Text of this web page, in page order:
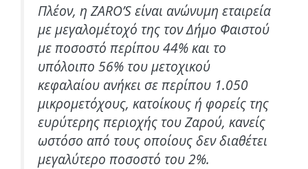
Πλέον, η ZARO’S είναι ανώνυμη εταιρεία
με μεγαλομέτοχό της τον Δήμο Φαιστού
με ποσοστό περίπου 44% και το
υπόλοιπο 56% του μετοχικού
κεφαλαίου ανήκει σε περίπου 1.050
μικρομετόχους, κατοίκους ή φορείς της
ευρύτερης περιοχής του Ζαρού, κανείς
ωστόσο από τους οποίους δεν διαθέτει
μεγαλύτερο ποσοστό του 2%.